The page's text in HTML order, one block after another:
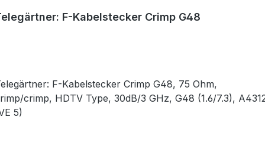
F-Kabelstecker Crimp G48
F-Kabelstecker Crimp G48, 75 Ohm,
crimp, HDTV Type, 30dB/3 GHz, G48 (1.6/7.3),
5)